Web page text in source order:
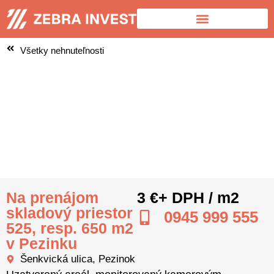
Všetky nehnuteľnosti
Na prenájom
skladový priestor
525, resp. 650 m2
v Pezinku
Šenkvická ulica, Pezinok
3 €+ DPH / m2
0945 999 555